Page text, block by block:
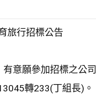
旅行招標公告
意願參加招標之公
轉233(丁組長)。